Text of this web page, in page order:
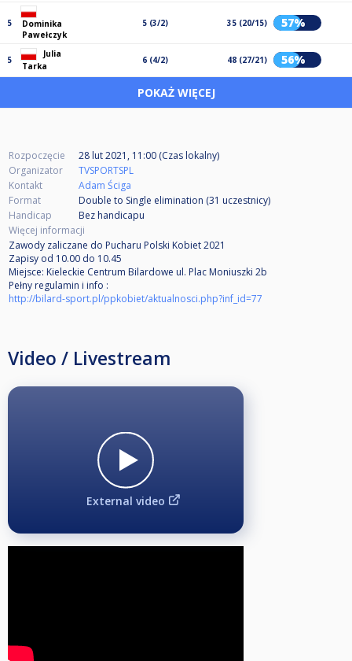
5
Dominika
Pawełczyk
5 (3/2) 35 (20/15) 57%
5
Julia
Tarka
6 (4/2) 48 (27/21) 56%
POKAŻ WIĘCEJ
Rozpoczęcie
28 lut 2021, 11:00 (Czas lokalny)
Organizator
TVSPORTSPL
Kontakt
Adam Ściga
Format
Double to Single elimination (31 uczestnicy)
Handicap
Bez handicapu
Więcej informacji
Zawody zaliczane do Pucharu Polski Kobiet 2021
Zapisy od 10.00 do 10.45
Miejsce: Kieleckie Centrum Bilardowe ul. Plac Moniuszki 2b
Pełny regulamin i info :
http://bilard-sport.pl/ppkobiet/aktualnosci.php?inf_id=77
Video / Livestream
External video